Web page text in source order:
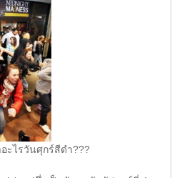
ะไรวันศุกร์สีดำ???